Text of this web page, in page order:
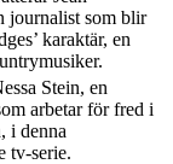
journalist som blir
karaktär, en
Stein, en
arbetar för fred i
i denna
tv-serie.